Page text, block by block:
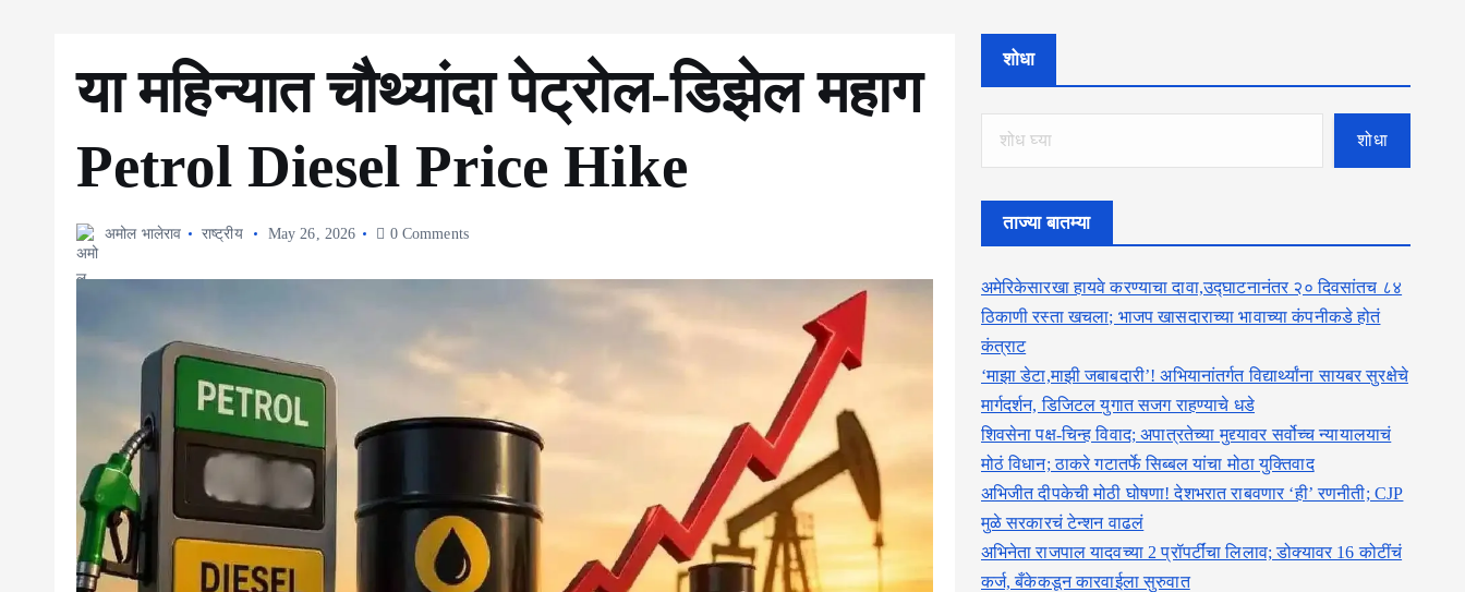
या महिन्यात चौथ्यांदा पेट्रोल-डिझेल महाग
Petrol Diesel Price Hike
अमोल भालेराव राष्ट्रीय May 26, 2026 0 Comments
शोधा
शोधा
ताज्या बातम्या
अमेरिकेसारखा हायवे करण्याचा दावा,उद्घाटनानंतर २० दिवसांतच ८४
ठिकाणी रस्ता खचला; भाजप खासदाराच्या भावाच्या कंपनीकडे होतं
कंत्राट
‘माझा डेटा,माझी जबाबदारी’! अभियानांतर्गत विद्यार्थ्यांना सायबर सुरक्षेचे
मार्गदर्शन, डिजिटल युगात सजग राहण्याचे धडे
शिवसेना पक्ष-चिन्ह विवाद; अपात्रतेच्या मुद्द्यावर सर्वोच्च न्यायालयाचं
मोठं विधान; ठाकरे गटातर्फे सिब्बल यांचा मोठा युक्तिवाद
अभिजीत दीपकेची मोठी घोषणा! देशभरात राबवणार ‘ही’ रणनीती; CJP
मुळे सरकारचं टेन्शन वाढलं
अभिनेता राजपाल यादवच्या 2 प्रॉपर्टींचा लिलाव; डोक्यावर 16 कोटींचं
कर्ज, बँकेकडून कारवाईला सुरुवात